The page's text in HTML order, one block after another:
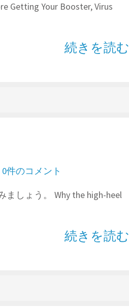
Getting Your Booster, Virus
続きを読む
0件のコメント
しょう。 Why the high-heel
続きを読む